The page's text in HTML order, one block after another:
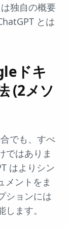
独自の概要
とは
ドキ
(2メソ
でも、すべ
ではありま
はよりシン
メントをま
ションには
ます。